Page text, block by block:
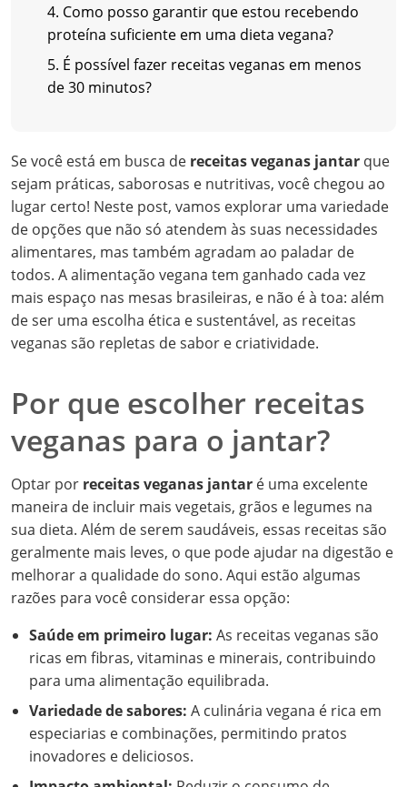
4. Como posso garantir que estou recebendo
proteína suficiente em uma dieta vegana?
5. É possível fazer receitas veganas em menos
de 30 minutos?
Se você está em busca de receitas veganas jantar que
sejam práticas, saborosas e nutritivas, você chegou ao
lugar certo! Neste post, vamos explorar uma variedade
de opções que não só atendem às suas necessidades
alimentares, mas também agradam ao paladar de
todos. A alimentação vegana tem ganhado cada vez
mais espaço nas mesas brasileiras, e não é à toa: além
de ser uma escolha ética e sustentável, as receitas
veganas são repletas de sabor e criatividade.
Por que escolher receitas
veganas para o jantar?
Optar por receitas veganas jantar é uma excelente
maneira de incluir mais vegetais, grãos e legumes na
sua dieta. Além de serem saudáveis, essas receitas são
geralmente mais leves, o que pode ajudar na digestão e
melhorar a qualidade do sono. Aqui estão algumas
razões para você considerar essa opção:
Saúde em primeiro lugar: As receitas veganas são
ricas em fibras, vitaminas e minerais, contribuindo
para uma alimentação equilibrada.
Variedade de sabores: A culinária vegana é rica em
especiarias e combinações, permitindo pratos
inovadores e deliciosos.